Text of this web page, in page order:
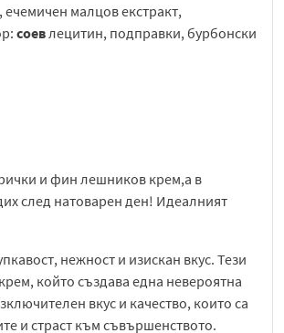
малцов екстракт,
соевлецитин, подправки, бурбонски
и фин лешников крем,а в
след натоварен ден! Идеалният
нежност и изискан вкус. Тези
който създава една невероятна
вкус и качество, които са
и страст към съвършенството.